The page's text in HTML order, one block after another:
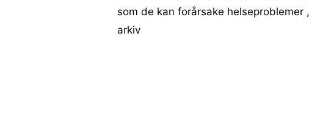
som de kan forårsake
arkiv